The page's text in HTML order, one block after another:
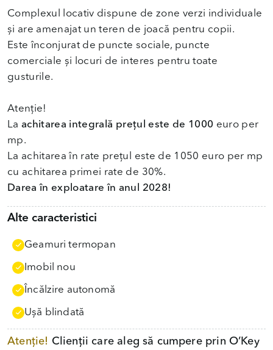
Complexul locativ dispune de zone verzi individuale
și are amenajat un teren de joacă pentru copii.
Este înconjurat de puncte sociale, puncte
comerciale și locuri de interes pentru toate
gusturile.
Atenție!
Laachitarea integrală prețul este de 1000 euro per
mp.
La achitarea în rate prețul este de 1050 euro per mp
cu achitarea primei rate de 30%.
Darea în exploatare în anul 2028!
Alte caracteristici
Geamuri termopan
Imobil nou
Încălzire autonomă
Uşă blindată
Atenție! Clienții care aleg să cumpere prin O’Key